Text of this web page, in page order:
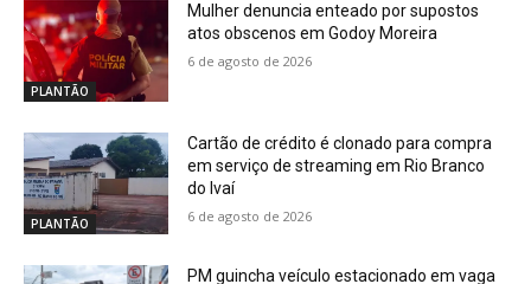
PLANTÃO
Mulher denuncia enteado por supostos
atos obscenos em Godoy Moreira
6 de agosto de 2026
PLANTÃO
Cartão de crédito é clonado para compra
em serviço de streaming em Rio Branco
do Ivaí
6 de agosto de 2026
PM guincha veículo estacionado em vaga